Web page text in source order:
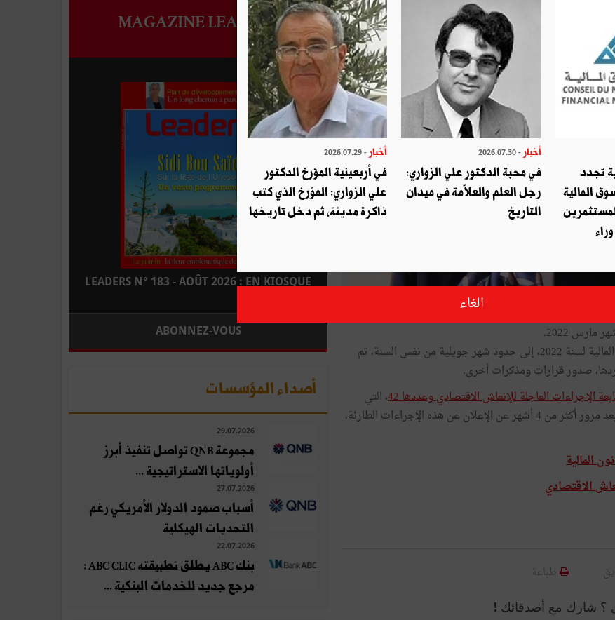
متابعة مدى التزام الحكومة بالإجراءات والأحكام،
مارس 2022.
ومن بين 12 أمرا ترتيبيا، لتفعيل الإجراءات الواردة في قانون المالية لسنة 2022، إلى حدود شهر جويلية من نفس السنة، تم
الإجراءات العاجلة للإنعاش الاقتصادي وعددها 42 ، التي
أعلنت عنها وزارة الاقتصاد والتخطيط في غرة أفريل 2022، وبعد مرور أكثر من 4 أشهر عن الإعلان عن هذه الإجراءات الطارئة،
المالية
الاقتصادي
طباعة
؟ شارك مع أصدقائك !
MAGAZINE LEADERS
LEADERS N° 183 - AOÛT 2026 : EN KIOSQUE
ABONNEZ-VOUS
أصداء المؤسسات
29.07.2026
مجموعة QNB تواصل تنفيذ أبرز
أولوياتها الاستراتيجية ...
27.07.2026
أسباب صمود الدولار الأمريكي رغم
التحديات الهيكلية
22.07.2026
بنك ABC يطلق تطبيقته ABC CLIC :
مرجع جديد للخدمات البنكية ...
تجدد
المالية
أخبار - 2026.07.30
في محبة الدكتور علي الزواري:
رجل العلم والعلاّمة في ميدان
التاريخ
أخبار - 2026.07.29
في أربعينية المؤرخ الدكتور
علي الزواري: المؤرخ الذي كتب
ذاكرة مدينة، ثم دخل تاريخها
الغاء